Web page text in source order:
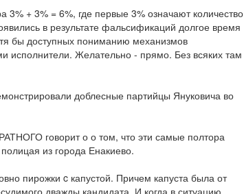
+ 3% = 6%, где первые 3% означают количество
в результате фальсификаций долгое время
бы доступных пониманию механизмов
исполнители. Желательно - прямо. Без всяких там
доблесные партийцы Януковича во
говорит о о том, что эти самые полтора
из города Енакиево.
пирожки c капустой. Причем капуста была от
дважды кандидата. И когда в ситуацию